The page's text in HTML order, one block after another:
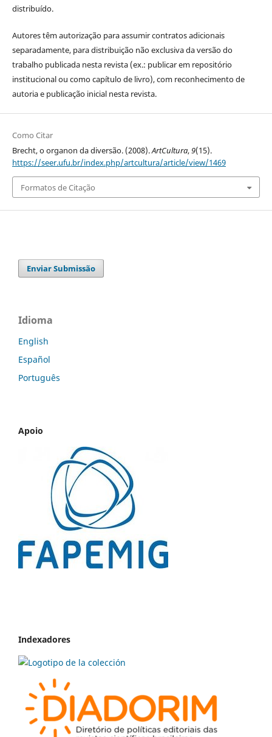
distribuído.
Autores têm autorização para assumir contratos adicionais
separadamente, para distribuição não exclusiva da versão do
trabalho publicada nesta revista (ex.: publicar em repositório
institucional ou como capítulo de livro), com reconhecimento de
autoria e publicação inicial nesta revista.
Como Citar
Brecht, o organon da diversão. (2008).ArtCultura,9(15).
https://seer.ufu.br/index.php/artcultura/article/view/1469
Formatos de Citação
Enviar Submissão
Idioma
English
Español
Português
Apoio
Indexadores